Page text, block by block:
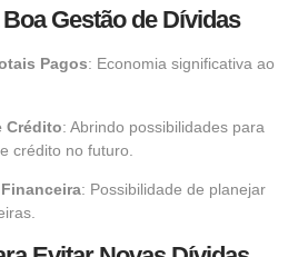
Gestão de Dívidas
Pagos: Economia significativa ao
Crédito: Abrindo possibilidades para
crédito no futuro.
: Possibilidade de planejar